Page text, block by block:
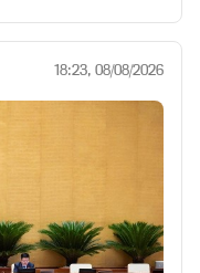
18:23, 08/08/2026